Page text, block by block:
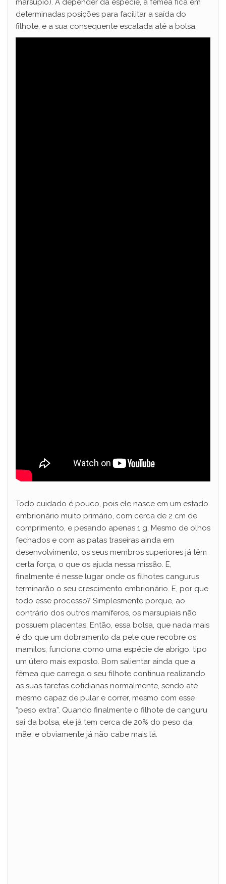
marsúpio). A depender da espécie, a fêmea fica em
determinadas posições para facilitar a saída do
filhote, e a sua consequente escalada até a bolsa.
Todo cuidado é pouco, pois ele nasce em um estado
embrionário muito primário, com cerca de 2 cm de
comprimento, e pesando apenas 1 g. Mesmo de olhos
fechados e com as patas traseiras ainda em
desenvolvimento, os seus membros superiores já têm
certa força, o que os ajuda nessa missão. E,
finalmente é nesse lugar onde os filhotes cangurus
terminarão o seu crescimento embrionário. E, por que
todo esse processo? Simplesmente porque, ao
contrário dos outros mamíferos, os marsupiais não
possuem placentas. Então, essa bolsa, que nada mais
é do que um dobramento da pele que recobre os
mamilos, funciona como uma espécie de abrigo, tipo
um útero mais exposto. Bom salientar ainda que a
fêmea que carrega o seu filhote continua realizando
as suas tarefas cotidianas normalmente, sendo até
mesmo capaz de pular e correr, mesmo com esse
“peso extra”. Quando finalmente o filhote de canguru
sai da bolsa, ele já tem cerca de 20% do peso da
mãe, e obviamente já não cabe mais lá.